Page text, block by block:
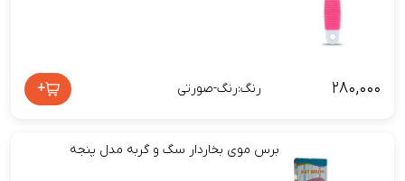
۲۸۰,۰۰۰ رنگ:رنگ-صورتی +
برس موی بخاردار سگ و گربه مدل پنجه